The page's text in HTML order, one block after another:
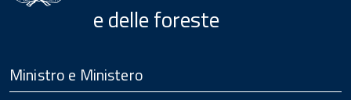
e delle foreste
Footer
Ministro e Ministero